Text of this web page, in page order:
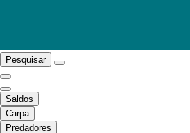
Pesquisar
Saldos
Carpa
Predadores